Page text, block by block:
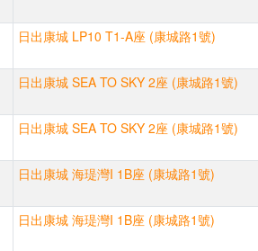
日出康城 LP10 T1-A座 (康城路1號)
日出康城 SEA TO SKY 2座 (康城路1號)
日出康城 SEA TO SKY 2座 (康城路1號)
日出康城 海瑅灣I 1B座 (康城路1號)
日出康城 海瑅灣I 1B座 (康城路1號)